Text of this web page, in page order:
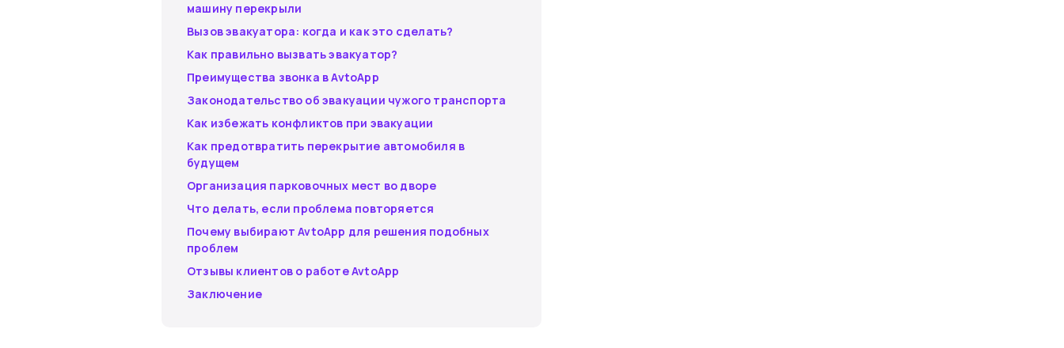
машину перекрыли
Вызов эвакуатора: когда и как это сделать?
Как правильно вызвать эвакуатор?
Преимущества звонка в AvtoApp
Законодательство об эвакуации чужого транспорта
Как избежать конфликтов при эвакуации
Как предотвратить перекрытие автомобиля в
будущем
Организация парковочных мест во дворе
Что делать, если проблема повторяется
Почему выбирают AvtoApp для решения подобных
проблем
Отзывы клиентов о работе AvtoApp
Заключение